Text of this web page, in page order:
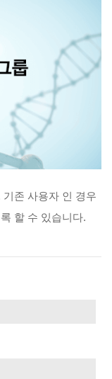
기존 사용자 인 경우
할 수 있습니다.